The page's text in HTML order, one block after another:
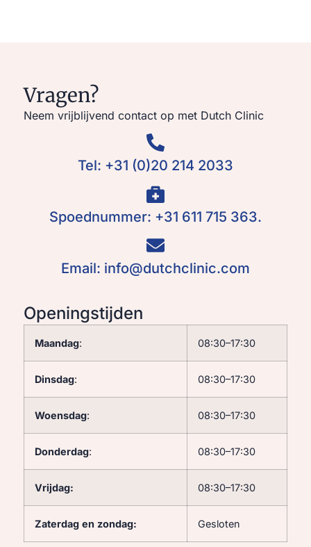
Vragen?
Neem vrijblijvend contact op met Dutch Clinic
Tel: +31 (0)20 214 2033
Spoednummer: +31 611 715 363.
Email: info@dutchclinic.com
Openingstijden
Maandag: 08:30–17:30
Dinsdag: 08:30–17:30
Woensdag: 08:30–17:30
Donderdag: 08:30–17:30
Vrijdag: 08:30–17:30
Zaterdag en zondag: Gesloten